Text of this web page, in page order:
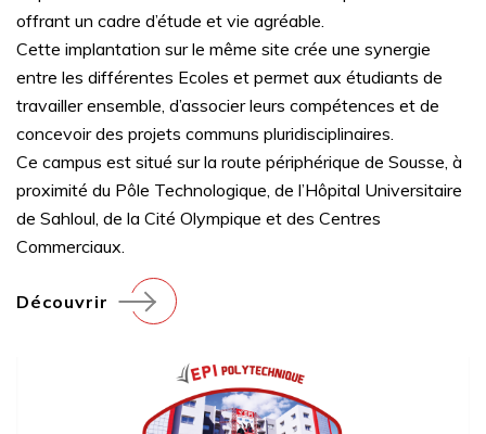
offrant un cadre d’étude et vie agréable.
Cette implantation sur le même site crée une synergie
entre les différentes Ecoles et permet aux étudiants de
travailler ensemble, d’associer leurs compétences et de
concevoir des projets communs pluridisciplinaires.
Ce campus est situé sur la route périphérique de Sousse, à
proximité du Pôle Technologique, de l’Hôpital Universitaire
de Sahloul, de la Cité Olympique et des Centres
Commerciaux.
Découvrir